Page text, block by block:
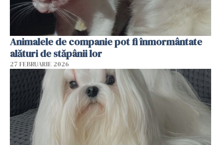
Animalele de companie pot fi înmormântate
alături de stăpânii lor
27 FEBRUARIE 2026